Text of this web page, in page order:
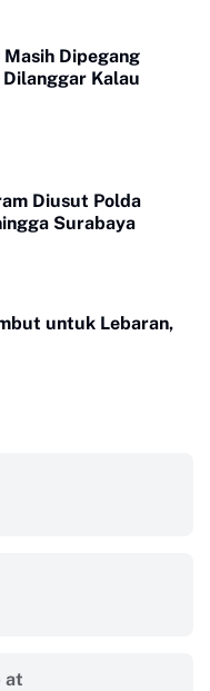
Dipegang
Dilanggar Kalau
Diusut Polda
Surabaya
untuk Lebaran,
at